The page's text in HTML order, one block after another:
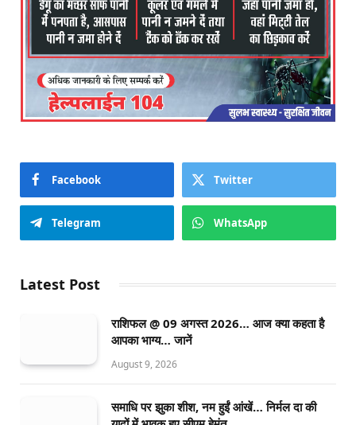
Facebook Twitter
Telegram WhatsApp
Latest Post
राशिफल @ 09 अगस्त 2026… आज क्या कहता है
आपका भाग्य… जानें
August 9, 2026
समाधि पर झुका शीश, नम हुईं आंखें… निर्मल दा की